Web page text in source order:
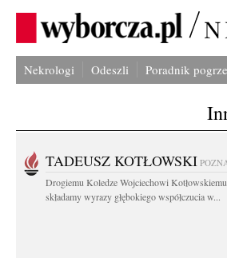
Nekrologi Odeszli Poradnik
TADEUSZ KOTŁOWSKI
Drogiemu Koledze Wojciechowi Kotłowskiemu
składamy wyrazy głębokiego współczucia w...